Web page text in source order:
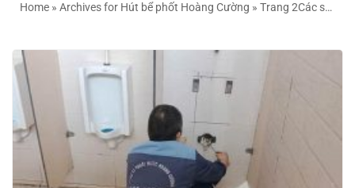
Home » Archives for Hút bể phốt Hoàng Cường » Trang 2Các sự